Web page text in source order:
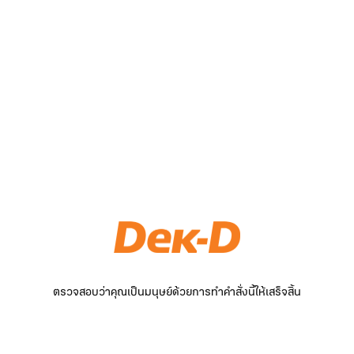
ตรวจสอบว่าคุณเป็นมนุษย์ด้วยการทำคำสั่งนี้ให้เสร็จสิ้น